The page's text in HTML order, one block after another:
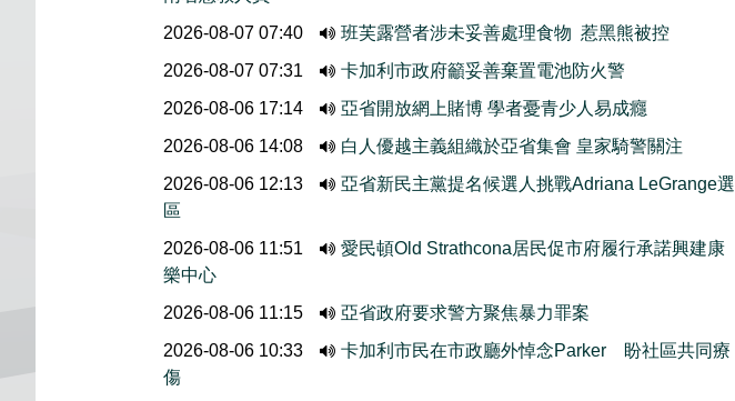
2026-08-07 07:40
班芙露營者涉未妥善處理食物 惹黑熊被控
2026-08-07 07:31
卡加利市政府籲妥善棄置電池防火警
2026-08-06 17:14
亞省開放網上賭博 學者憂青少人易成癮
2026-08-06 14:08
白人優越主義組織於亞省集會 皇家騎警關注
2026-08-06 12:13
亞省新民主黨提名候選人挑戰Adriana LeGrange選
區
2026-08-06 11:51
愛民頓Old Strathcona居民促市府履行承諾興建康
樂中心
2026-08-06 11:15
亞省政府要求警方聚焦暴力罪案
2026-08-06 10:33
卡加利市民在市政廳外悼念Parker 盼社區共同療
傷